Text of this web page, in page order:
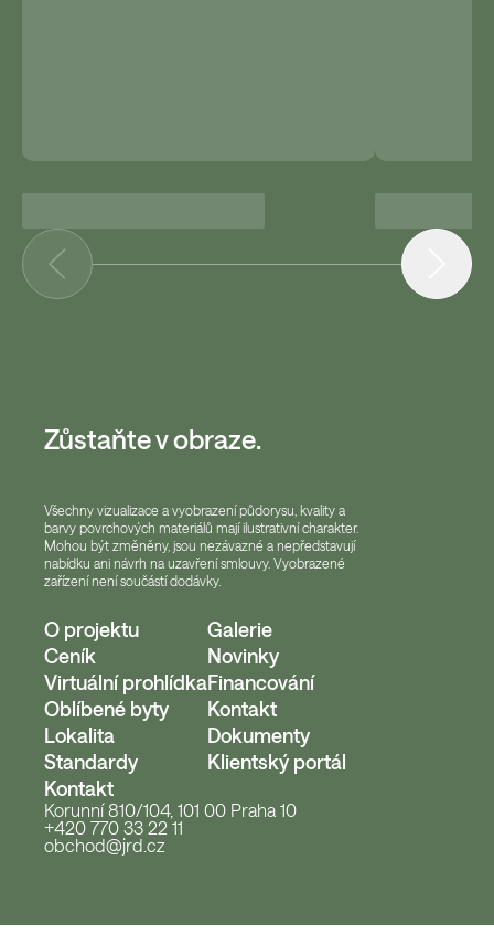
Zůstaňte v obraze.
Všechny vizualizace a vyobrazení půdorysu, kvality a
barvy povrchových materiálů mají ilustrativní charakter.
Mohou být změněny, jsou nezávazné a nepředstavují
nabídku ani návrh na uzavření smlouvy. Vyobrazené
zařízení není součástí dodávky.
O projektu
Ceník
Virtuální prohlídka
Oblíbené byty
Lokalita
Standardy
Galerie
Novinky
Financování
Kontakt
Dokumenty
Klientský portál
Kontakt
Korunní 810/104, 101 00 Praha 10
+420 770 33 22 11
obchod@jrd.cz